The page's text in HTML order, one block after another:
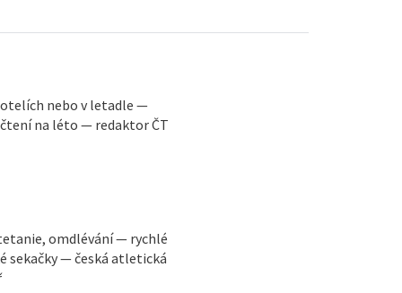
nebo v letadle —
na léto — redaktor ČT
omdlévání — rychlé
sekačky — česká atletická